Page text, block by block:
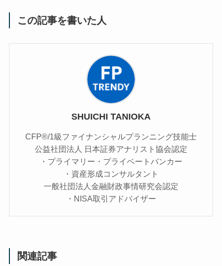
この記事を書いた人
SHUICHI TANIOKA
CFP®/1級ファイナンシャルプランニング技能士
公益社団法人 日本証券アナリスト協会認定
・プライマリー・プライベートバンカー
・資産形成コンサルタント
一般社団法人金融財政事情研究会認定
・NISA取引アドバイザー
関連記事